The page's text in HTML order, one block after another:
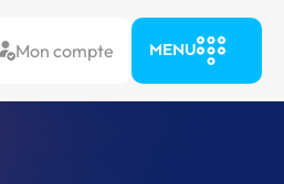
Mon compte MENU